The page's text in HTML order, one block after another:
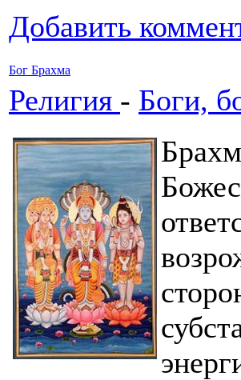
Добавить
Бог Брахма
Религия - Боги,